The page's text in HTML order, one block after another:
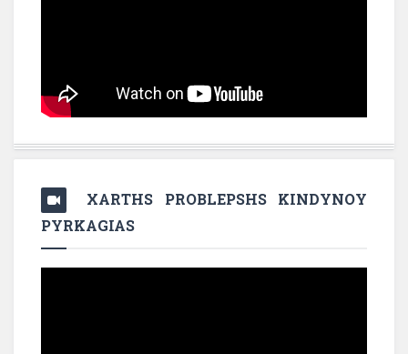
XARTHS PROBLEPSHS KINDYNOY
PYRKAGIAS